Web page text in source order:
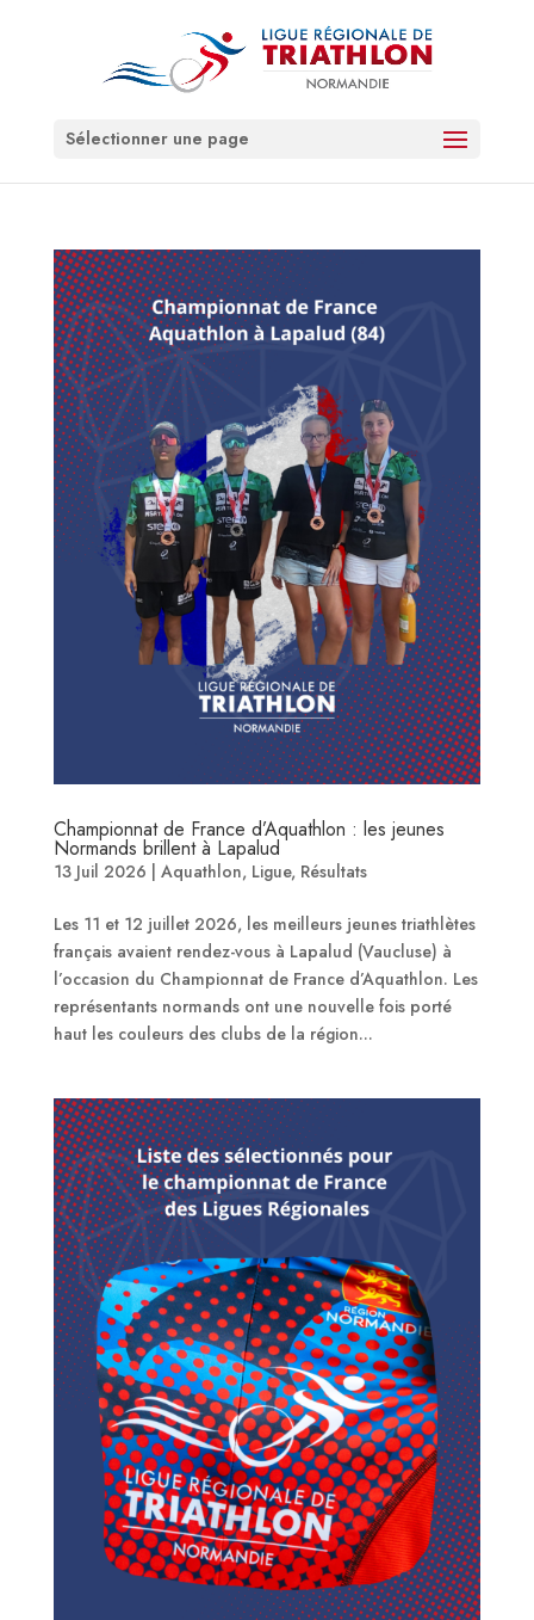
Sélectionner une page
Championnat de France d’Aquathlon : les jeunes
Normands brillent à Lapalud
13 Juil 2026 | Aquathlon, Ligue, Résultats
Les 11 et 12 juillet 2026, les meilleurs jeunes triathlètes
français avaient rendez-vous à Lapalud (Vaucluse) à
l’occasion du Championnat de France d’Aquathlon. Les
représentants normands ont une nouvelle fois porté
haut les couleurs des clubs de la région...